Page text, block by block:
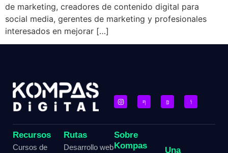
de marketing, creadores de contenido digital para
social media, gerentes de marketing y profesionales
interesados en mejorar […]
Recursos
Cursos de
Rutas
Desarrollo web
Sobre
Kompas
Una